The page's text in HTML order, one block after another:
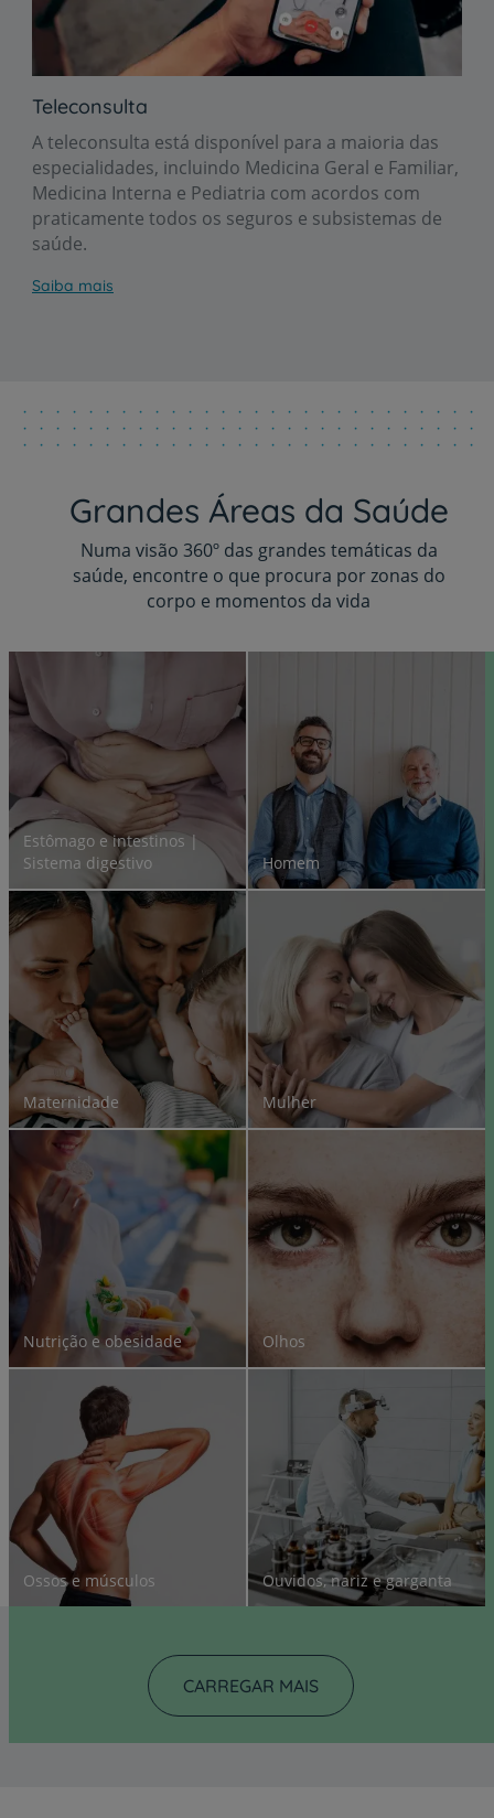
Teleconsulta
A teleconsulta está disponível para a maioria das
especialidades, incluindo Medicina Geral e Familiar,
Medicina Interna e Pediatria com acordos com
praticamente todos os seguros e subsistemas de
saúde.
Saiba mais
Grandes Áreas da Saúde
Numa visão 360º das grandes temáticas da
saúde, encontre o que procura por zonas do
corpo e momentos da vida
Estômago e intestinos |
Sistema digestivo
Homem
Maternidade Mulher
Nutrição e obesidade Olhos
Ossos e músculos Ouvidos, nariz e garganta
CARREGAR MAIS